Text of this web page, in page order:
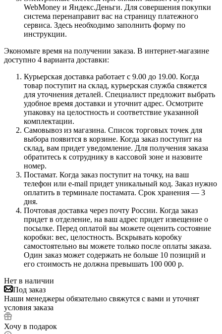
WebMoney и Яндекс.Деньги. Для совершения покупки
система перенаправит вас на страницу платежного
сервиса. Здесь необходимо заполнить форму по
инструкции.
Экономьте время на получении заказа. В интернет-магазине
доступно 4 варианта доставки:
Курьерская доставка работает с 9.00 до 19.00. Когда
товар поступит на склад, курьерская служба свяжется
для уточнения деталей. Специалист предложит выбрать
удобное время доставки и уточнит адрес. Осмотрите
упаковку на целостность и соответствие указанной
комплектации.
Самовывоз из магазина. Список торговых точек для
выбора появится в корзине. Когда заказ поступит на
склад, вам придет уведомление. Для получения заказа
обратитесь к сотруднику в кассовой зоне и назовите
номер.
Постамат. Когда заказ поступит на точку, на ваш
телефон или e-mail придет уникальный код. Заказ нужно
оплатить в терминале постамата. Срок хранения — 3
дня.
Почтовая доставка через почту России. Когда заказ
придет в отделение, на ваш адрес придет извещение о
посылке. Перед оплатой вы можете оценить состояние
коробки: вес, целостность. Вскрывать коробку
самостоятельно вы можете только после оплаты заказа.
Один заказ может содержать не больше 10 позиций и
его стоимость не должна превышать 100 000 р.
Нет в наличии
Под заказ
Наши менеджеры обязательно свяжутся с вами и уточнят
условия заказа
Хочу в подарок